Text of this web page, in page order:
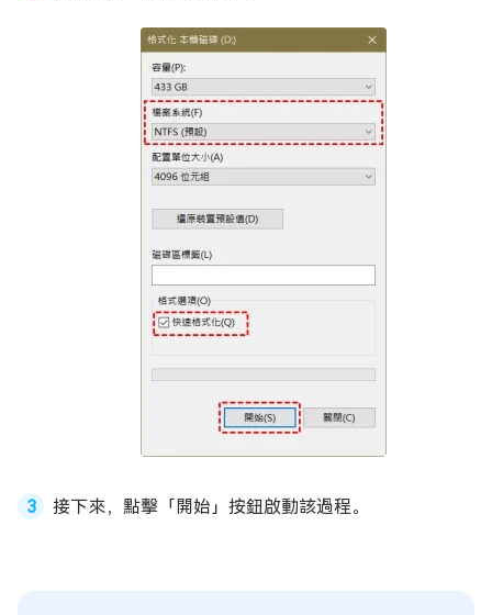
接下來，點擊「開始」按鈕啟動該過程。